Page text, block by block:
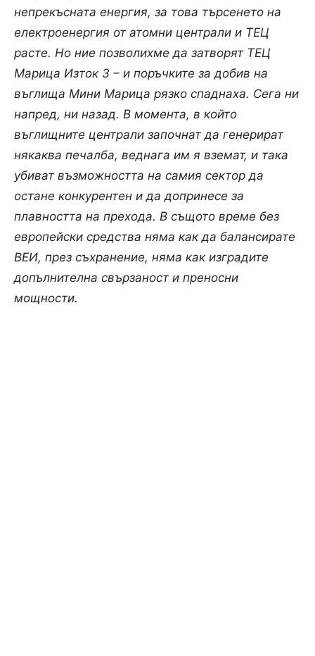
непрекъсната енергия, за това търсенето на
електроенергия от атомни централи и ТЕЦ
расте. Но ние позволихме да затворят ТЕЦ
Марица Изток 3 – и поръчките за добив на
въглища Мини Марица рязко спаднаха. Сега ни
напред, ни назад. В момента, в който
въглищните централи започнат да генерират
някаква печалба, веднага им я вземат, и така
убиват възможността на самия сектор да
остане конкурентен и да допринесе за
плавността на прехода. В същото време без
европейски средства няма как да балансирате
ВЕИ, през съхранение, няма как изградите
допълнителна свързаност и преносни
мощности.